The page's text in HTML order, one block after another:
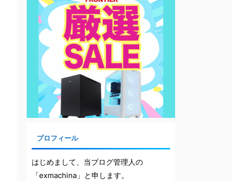
プロフィール
はじめまして、当ブログ管理人の
「exmachina」と申します。